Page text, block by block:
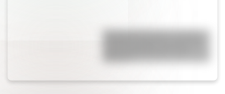
Bandera de Ecuador: conocé